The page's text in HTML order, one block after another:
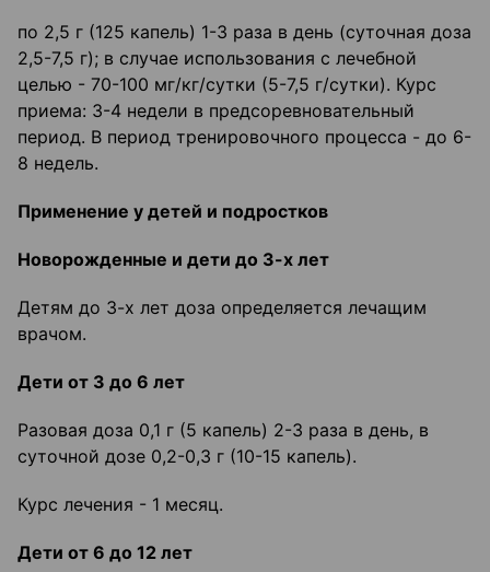
по 2,5 г (125 капель) 1-3 раза в день (суточная доза
2,5-7,5 г); в случае использования с лечебной
целью - 70-100 мг/кг/сутки (5-7,5 г/сутки). Курс
приема: 3-4 недели в предсоревновательный
период. В период тренировочного процесса - до 6-
8 недель.
Применение у детей и подростков
Новорожденные и дети до 3-х лет
Детям до 3-х лет доза определяется лечащим
врачом.
Дети от 3 до 6 лет
Разовая доза 0,1 г (5 капель) 2-3 раза в день, в
суточной дозе 0,2-0,3 г (10-15 капель).
Курс лечения - 1 месяц.
Дети от 6 до 12 лет